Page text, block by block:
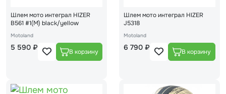
Шлем мото интеграл HIZER
B561 #1(М) black/yellow
Motoland
5 590 ₽
Шлем мото интеграл HIZER
J5318
Motoland
6 790 ₽